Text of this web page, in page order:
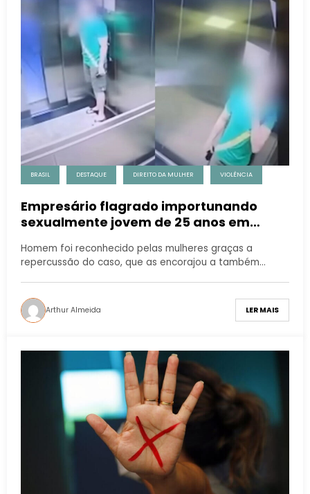
BRASIL DESTAQUE DIREITO DA MULHER VIOLÊNCIA
Empresário flagrado importunando
sexualmente jovem de 25 anos em
e filha em 2022
Homem foi reconhecido pelas mulheres graças a
repercussão do caso, que as encorajou a também…
Arthur Almeida LER MAIS